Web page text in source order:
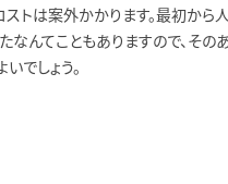
ストは案外かかります。最初から
なんてこともありますので、その
でしょう。